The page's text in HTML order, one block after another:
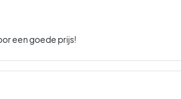
een goede prijs!